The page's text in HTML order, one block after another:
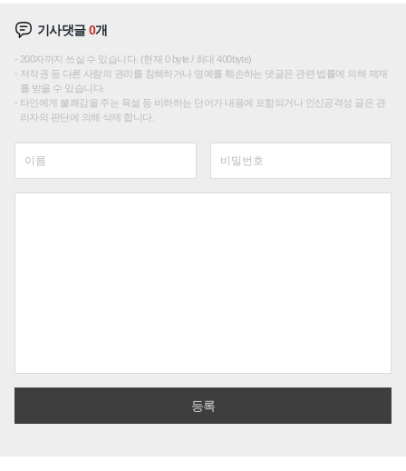
기사댓글0개
200자까지 쓰실 수 있습니다. (현재 0 byte / 최대 400byte)
저작권 등 다른 사람의 권리를 침해하거나 명예를 훼손하는 댓글은 관련 법률에 의해 제재
를 받을 수 있습니다.
타인에게 불쾌감을 주는 욕설 등 비하하는 단어가 내용에 포함되거나 인신공격성 글은 관
리자의 판단에 의해 삭제 합니다.